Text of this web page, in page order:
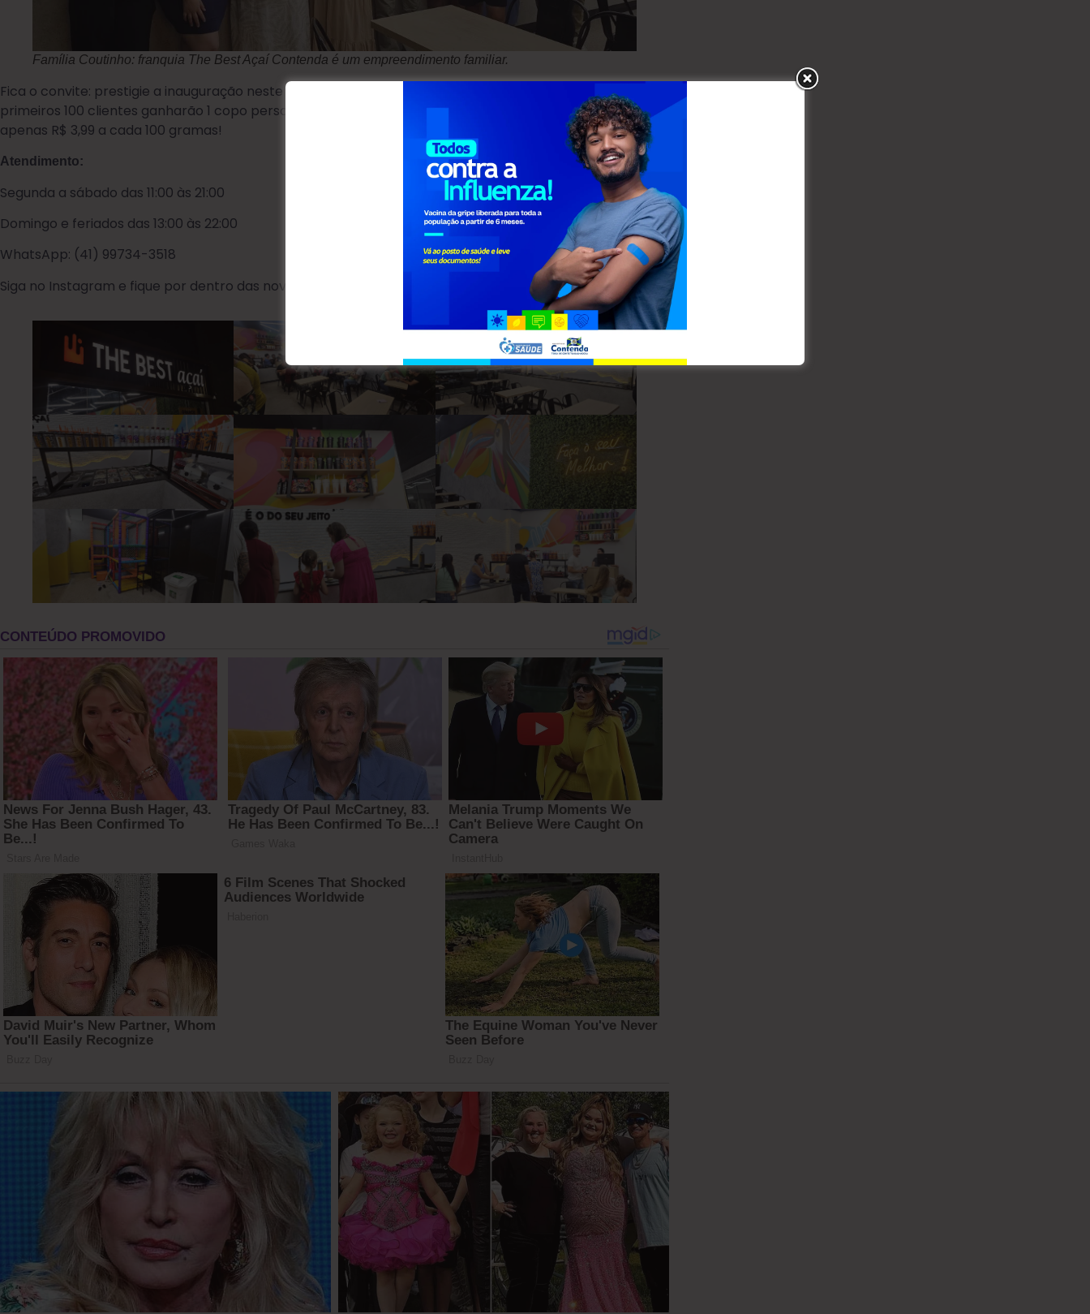
Família Coutinho: franquia The Best Açaí Contenda é um empreendimento familiar.
Fica o convite: prestigie a inauguração neste sábado (15), a partir das 15 horas! E chegue cedo, pois os
primeiros 100 clientes ganharão 1 copo personalizado!Aproveite também a promoção de inauguração:
apenas R$ 3,99 a cada 100 gramas!
Atendimento:
Segunda a sábado das 11:00 às 21:00
Domingo e feriados das 13:00 às 22:00
WhatsApp: (41) 99734-3518
Siga no Instagram e fique por dentro das novidades: